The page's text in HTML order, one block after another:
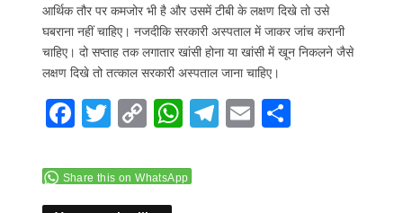
आर्थिक तौर पर कमजोर भी है और उसमें टीबी के लक्षण दिखे तो उसे
घबराना नहीं चाहिए। नजदीकि सरकारी अस्पताल में जाकर जांच करानी
चाहिए। दो सप्ताह तक लगातार खांसी होना या खांसी में खून निकलने जैसे
लक्षण दिखे तो तत्काल सरकारी अस्पताल जाना चाहिए।
F
e
b
T
itt
er
C
p
y
W
at
T E S
Share this on WhatsApp